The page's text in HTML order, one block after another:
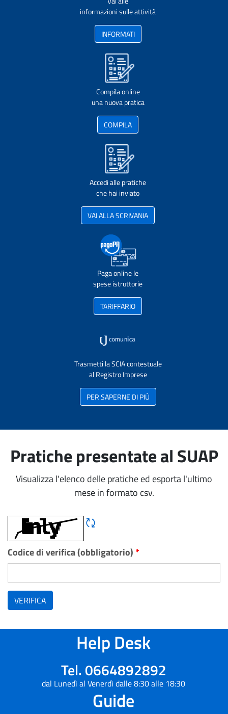
informazioni sulle attività
INFORMATI
Compila online
una nuova pratica
COMPILA
Accedi alle pratiche
che hai inviato
VAI ALLA SCRIVANIA
Paga online le
spese istruttorie
TARIFFARIO
Trasmetti la SCIA contestuale
al Registro Imprese
PER SAPERNE DI PIÙ
Pratiche presentate al SUAP
Visualizza l'elenco delle pratiche ed esporta l'ultimo
mese in formato csv.
Rigene CAPTCHA
Codice di verifica (obbligatorio) *
VERIFICA
Help Desk
Tel. 0664892892
dal Lunedì al Venerdì dalle 8:30 alle 18:30
Guide